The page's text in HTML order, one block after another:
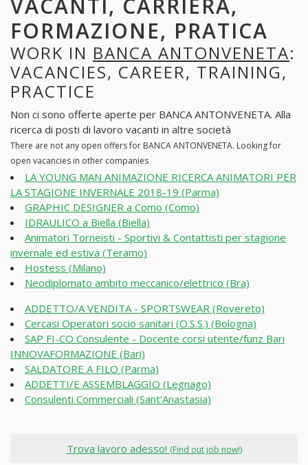
VACANTI, CARRIERA,
FORMAZIONE, PRATICA
WORK IN BANCA ANTONVENETA:
VACANCIES, CAREER, TRAINING,
PRACTICE
Non ci sono offerte aperte per BANCA ANTONVENETA. Alla
ricerca di posti di lavoro vacanti in altre società
There are not any open offers for BANCA ANTONVENETA. Looking for
open vacancies in other companies
LA YOUNG MAN ANIMAZIONE RICERCA ANIMATORI PER
LA STAGIONE INVERNALE 2018-19 (Parma)
GRAPHIC DESIGNER a Como (Como)
IDRAULICO a Biella (Biella)
Animatori Torneisti - Sportivi & Contattisti per stagione
invernale ed estiva (Teramo)
Hostess (Milano)
Neodiplomato ambito meccanico/elettrico (Bra)
ADDETTO/A VENDITA - SPORTSWEAR (Rovereto)
Cercasi Operatori socio sanitari (O.S.S.) (Bologna)
SAP FI-CO Consulente - Docente corsi utente/funz Bari
INNOVAFORMAZIONE (Bari)
SALDATORE A FILO (Parma)
ADDETTI/E ASSEMBLAGGIO (Legnago)
Consulenti Commerciali (Sant'Anastasia)
Trova lavoro adesso! (Find out job now!)